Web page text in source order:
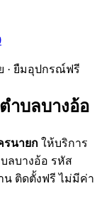
· ยืมอุปกรณ์ฟรี
ำบลบางอ้อ
รนายก ให้บริการ
ลบางอ้อ รหัส
น ติดตั้งฟรี ไม่มีค่า